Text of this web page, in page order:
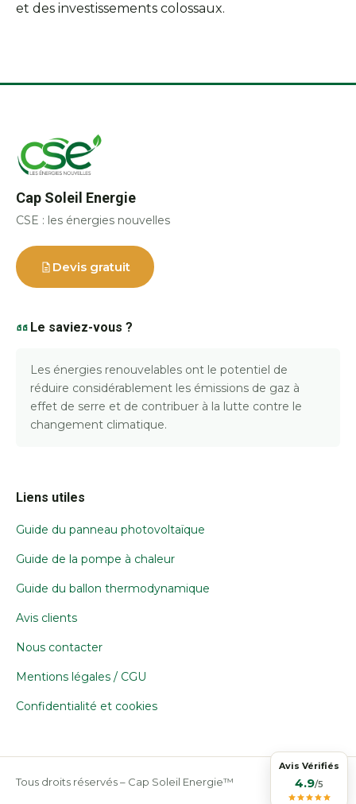
et des investissements colossaux.
Cap Soleil Energie
CSE : les énergies nouvelles
Devis gratuit
Le saviez-vous ?
Les énergies renouvelables ont le potentiel de
réduire considérablement les émissions de gaz à
effet de serre et de contribuer à la lutte contre le
changement climatique.
Liens utiles
Guide du panneau photovoltaïque
Guide de la pompe à chaleur
Guide du ballon thermodynamique
Avis clients
Nous contacter
Mentions légales / CGU
Confidentialité et cookies
Tous droits réservés – Cap Soleil Energie™
Avis Vérifiés
4.9/5